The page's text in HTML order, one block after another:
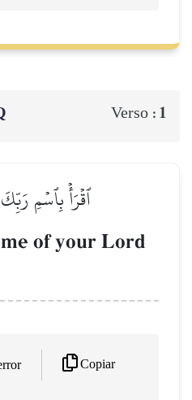
Verso : 1
ٱقۡرَأۡ بِٱسۡمِ
of your Lord
Copiar